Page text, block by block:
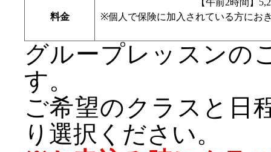
料金
【午前2時間】
※個人で保険に加入されている方にお
グループレッスンの
す。
ご希望のクラスと日
り選択ください。